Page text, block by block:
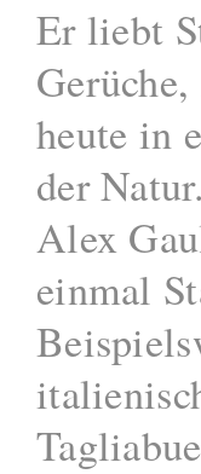
Er liebt
heute in
der
Alex
einmal